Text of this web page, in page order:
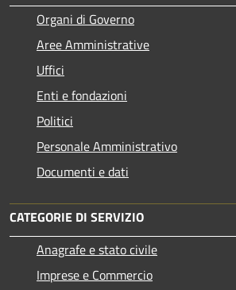
Organi di Governo
Aree Amministrative
Uffici
Enti e fondazioni
Politici
Personale Amministrativo
Documenti e dati
CATEGORIE DI SERVIZIO
Anagrafe e stato civile
Imprese e Commercio